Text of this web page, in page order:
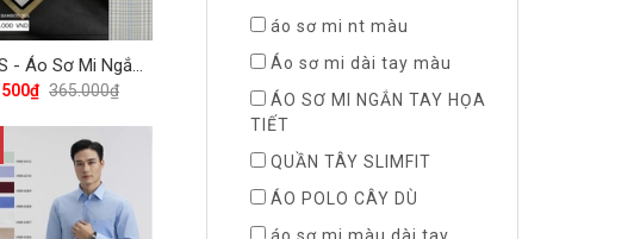
áo sơ mi nt màu
Áo sơ mi dài tay màu
ÁO SƠ MI NGẮN TAY HỌA
TIẾT
QUẦN TÂY SLIMFIT
ÁO POLO CÂY DÙ
áo sơ mi màu dài tay
365.000₫